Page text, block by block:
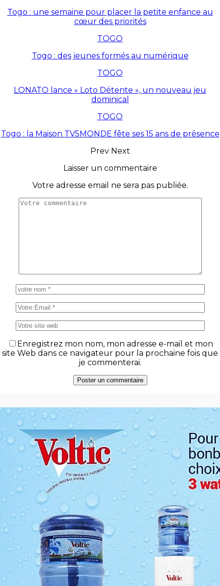
Togo : une semaine pour placer la petite enfance au
cœur des priorités
TOGO
Togo : des jeunes formés au numérique
TOGO
LONATO lance « Loto Détente », un nouveau jeu
dominical
TOGO
Togo : la Maison TV5MONDE fête ses 15 ans de présence
Prev Next
Laisser un commentaire
Votre adresse email ne sera pas publiée.
Enregistrez mon nom, mon adresse e-mail et mon
site Web dans ce navigateur pour la prochaine fois que
je commenterai.